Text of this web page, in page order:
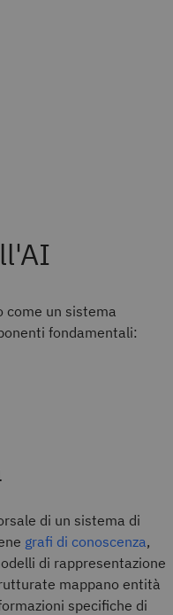
come un sistema
fondamentali:
di un sistema di
grafi di conoscenza,
di rappresentazione
mappano entità
specifiche di